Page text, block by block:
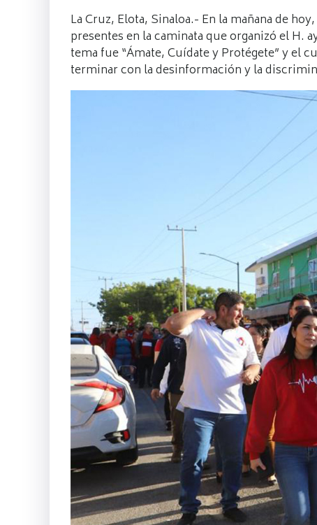
La Cruz, Elota, Sinaloa.- En la mañana de
presentes en la caminata que organizó el H.
tema fue “Ámate, Cuídate y Protégete” y el
terminar con la desinformación y la